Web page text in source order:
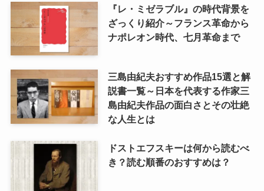
『レ・ミゼラブル』の時代背景を
ざっくり紹介～フランス革命から
ナポレオン時代、七月革命まで
三島由紀夫おすすめ作品15選と解
説書一覧～日本を代表する作家三
島由紀夫作品の面白さとその壮絶
な人生とは
ドストエフスキーは何から読むべ
き？読む順番のおすすめは？